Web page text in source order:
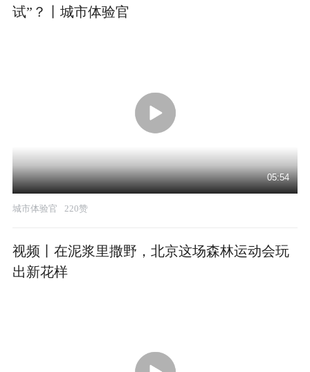
试”？丨城市体验官
05:54
城市体验官 220赞
视频丨在泥浆里撒野，北京这场森林运动会玩
出新花样